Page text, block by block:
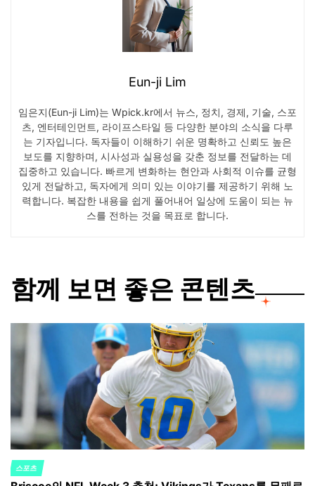
Eun-ji Lim
임은지(Eun-ji Lim)는 Wpick.kr에서 뉴스, 정치, 경제, 기술, 스포
츠, 엔터테인먼트, 라이프스타일 등 다양한 분야의 소식을 다루
는 기자입니다. 독자들이 이해하기 쉬운 명확하고 신뢰도 높은
보도를 지향하며, 시사성과 실용성을 갖춘 정보를 전달하는 데
집중하고 있습니다. 빠르게 변화하는 현안과 사회적 이슈를 균형
있게 전달하고, 독자에게 의미 있는 이야기를 제공하기 위해 노
력합니다. 복잡한 내용을 쉽게 풀어내어 일상에 도움이 되는 뉴
스를 전하는 것을 목표로 합니다.
함께 보면 좋은 콘텐츠
POSTED
스포츠